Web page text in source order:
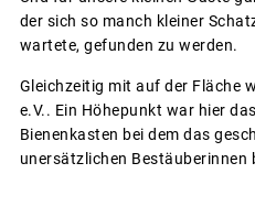
der sich so manch kleiner
wartete, gefunden zu werden.
Gleichzeitig mit auf der Fläche
e.V.. Ein Höhepunkt war hier
Bienenkasten bei dem das
unersätzlichen